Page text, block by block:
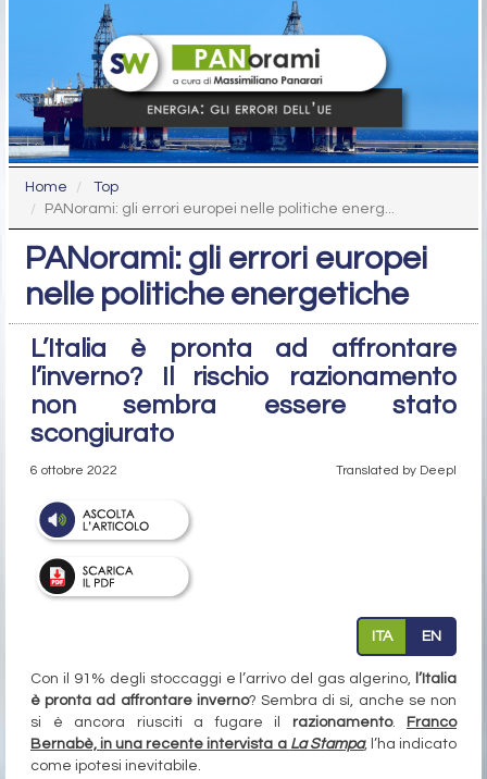
Home
Top
PANorami: gli errori europei nelle politiche energ...
PANorami: gli errori europei
nelle politiche energetiche
L’Italia è pronta ad affrontare
l’inverno? Il rischio razionamento
non sembra essere stato
scongiurato
6 ottobre 2022 Translated by Deepl
ITA EN
Con il 91% degli stoccaggi e l’arrivo del gas algerino, l’Italia
è pronta ad affrontare inverno? Sembra di sì, anche se non
si è ancora riusciti a fugare il
razionamento.
Franco
Bernabè, in una recente intervista a La Stampa, l’ha indicato
come ipotesi inevitabile.